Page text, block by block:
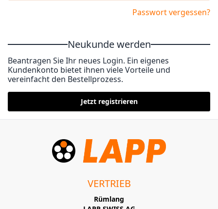
Passwort vergessen?
Neukunde werden
Beantragen Sie Ihr neues Login. Ein eigenes
Kundenkonto bietet ihnen viele Vorteile und
vereinfacht den Bestellprozess.
Jetzt registrieren
VERTRIEB
Rümlang